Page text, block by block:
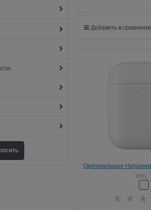
Добавить в
Оригинальные Наушники
поколения
4861